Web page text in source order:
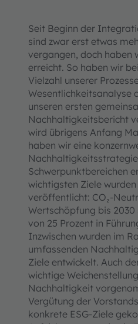
Seit Beginn der
sind zwar erst etwas
vergangen, doch haben
erreicht. So haben wir
Vielzahl unserer
Wesentlichkeitsanalyse
unseren ersten
Nachhaltigkeitsbericht
wird übrigens Anfang
haben wir eine
Schwerpunktbereichen
wichtigsten Ziele
veröffentlicht: CO₂-
Wertschöpfung bis
von 25 Prozent in
Inzwischen wurden im
umfassenden
Ziele entwickelt. Auch
wichtige
Nachhaltigkeit
Vergütung der
konkrete ESG-Ziele